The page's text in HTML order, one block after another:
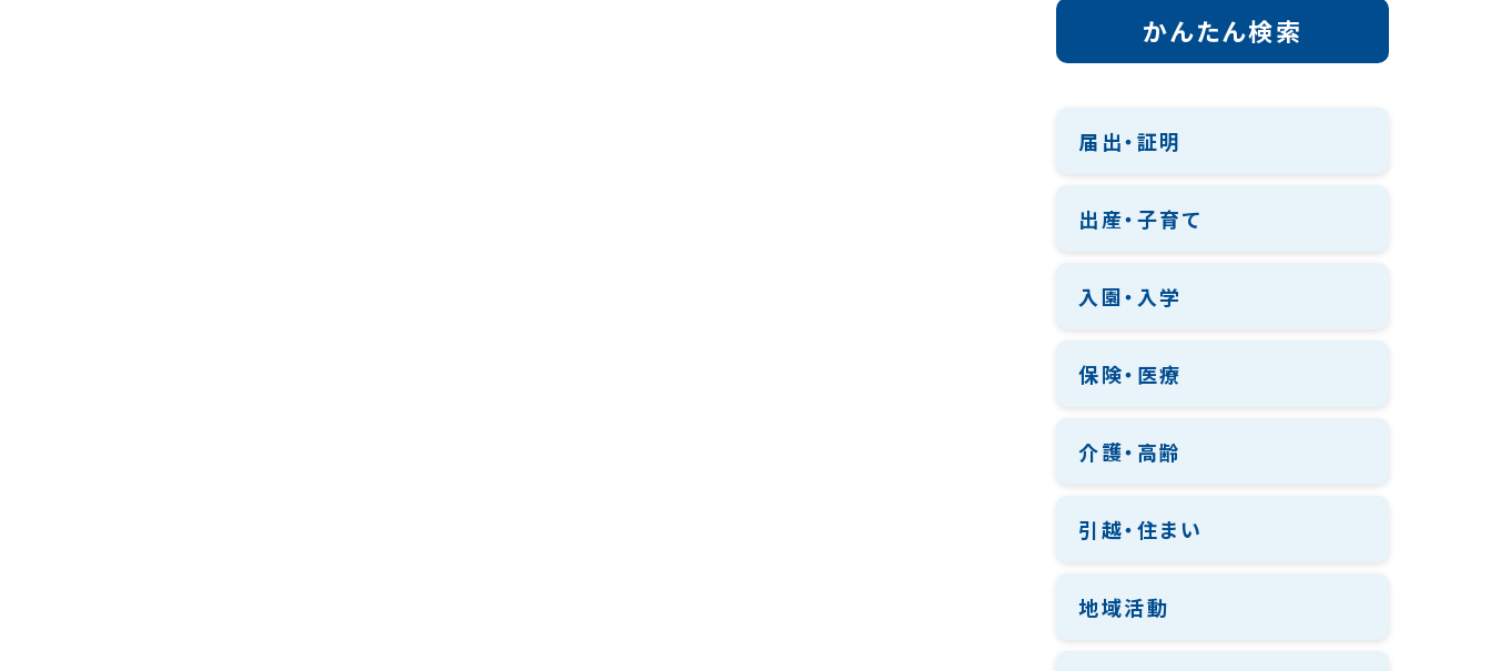
かんたん検索
届出・証明
出産・子育て
入園・入学
保険・医療
介護・高齢
引越・住まい
地域活動